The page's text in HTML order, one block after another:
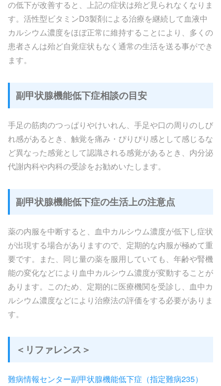
の低下が改善すると、上記の症状は殆ど見られなくなりま
す。活性型ビタミンD3製剤による治療を継続して血液中
カルシウム濃度をほぼ正常に維持することにより、多くの
患者さんは殆ど自覚症状もなく通常の生活を送る事ができ
ます。
副甲状腺機能低下症相談の目安
手足の筋肉のつっぱりやけいれん、手足や口の周りのしび
れ感があるとき、触覚を痛み・ぴりぴり感として感じるな
ど異なった感覚として認識される感覚があるとき、内分泌
代謝内科や内科の受診をお勧めいたします。
副甲状腺機能低下症の生活上の注意点
薬の内服を中断すると、血中カルシウム濃度が低下し症状
が出現する場合がありますので、定期的な内服が極めて重
要です。また、同じ量の薬を服用していても、年齢や腎機
能の変化などにより血中カルシウム濃度が変動することが
あります。このため、定期的に医療機関を受診し、血中カ
ルシウム濃度などにより治療法の評価をする必要がありま
す。
＜リファレンス＞
難病情報センター副甲状腺機能低下症（指定難病235）